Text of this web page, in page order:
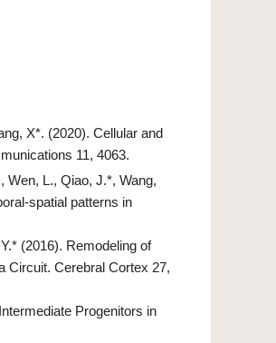
X*. (2020). Cellular and
11, 4063.
Wen, L., Qiao, J.*, Wang,
spatial patterns in
(2016). Remodeling of
Circuit. Cerebral Cortex 27,
Progenitors in